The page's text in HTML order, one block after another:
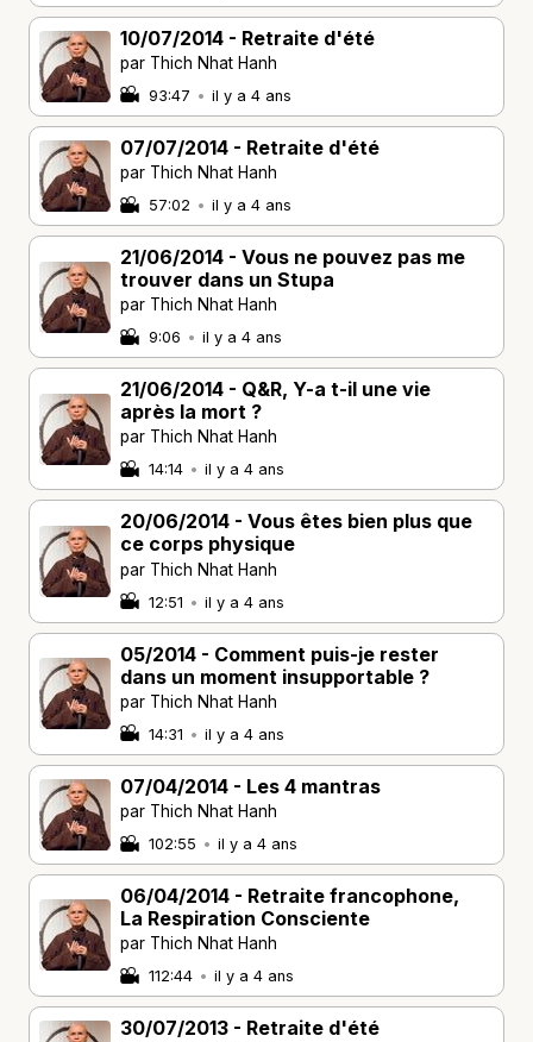
10/07/2014 - Retraite d'été
par Thich Nhat Hanh
93:47 • il y a 4 ans
07/07/2014 - Retraite d'été
par Thich Nhat Hanh
57:02 • il y a 4 ans
21/06/2014 - Vous ne pouvez pas me
trouver dans un Stupa
par Thich Nhat Hanh
9:06 • il y a 4 ans
21/06/2014 - Q&R, Y-a t-il une vie
après la mort ?
par Thich Nhat Hanh
14:14 • il y a 4 ans
20/06/2014 - Vous êtes bien plus que
ce corps physique
par Thich Nhat Hanh
12:51 • il y a 4 ans
05/2014 - Comment puis-je rester
dans un moment insupportable ?
par Thich Nhat Hanh
14:31 • il y a 4 ans
07/04/2014 - Les 4 mantras
par Thich Nhat Hanh
102:55 • il y a 4 ans
06/04/2014 - Retraite francophone,
La Respiration Consciente
par Thich Nhat Hanh
112:44 • il y a 4 ans
30/07/2013 - Retraite d'été